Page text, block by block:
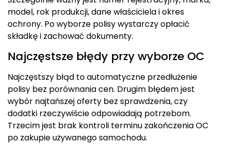
model, rok produkcji, dane właściciela i okres
ochrony. Po wyborze polisy wystarczy opłacić
składkę i zachować dokumenty.
Najczęstsze błędy przy wyborze OC
Najczęstszy błąd to automatyczne przedłużenie
polisy bez porównania cen. Drugim błędem jest
wybór najtańszej oferty bez sprawdzenia, czy
dodatki rzeczywiście odpowiadają potrzebom.
Trzecim jest brak kontroli terminu zakończenia OC
po zakupie używanego samochodu.